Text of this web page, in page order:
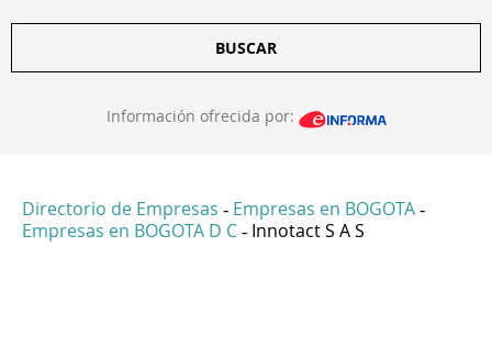
BUSCAR
Información ofrecida por:
Directorio de Empresas - Empresas en BOGOTA -
Empresas en BOGOTA D C - Innotact S A S